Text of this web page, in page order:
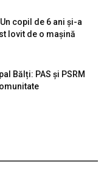
copil de 6 ani și-a
lovit de o mașină
Bălți: PAS și PSRM